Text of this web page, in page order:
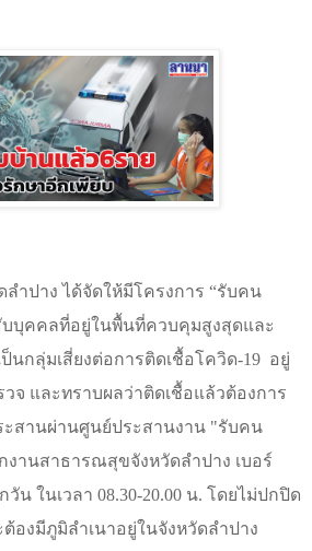
ลำปาง ได้จัดให้มีโครงการ “รับคน
บบุคคลที่อยู่ในพื้นที่ควบคุมสูงสุดและ
นกลุ่มเสี่ยงต่อการติดเชื้อโควิด-19 อยู่
จ และทราบผลว่าติดเชื้อแล้วต้องการ
ะสานผ่านศูนย์ประสานงาน "รับคน
านสาธารณสุขจังหวัดลำปาง เบอร์
วัน ในเวลา 08.30-20.00 น. โดยไม่ปกปิด
ต้องมีภูมิลำเนาอยู่ในจังหวัดลำปาง